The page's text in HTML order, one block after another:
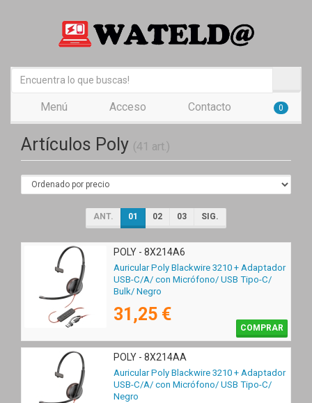
Menú Acceso Contacto 0
Artículos Poly (41 art.)
ANT. 01 02 03 SIG.
POLY - 8X214A6
Auricular Poly Blackwire 3210 + Adaptador
USB-C/A/ con Micrófono/ USB Tipo-C/
Bulk/ Negro
31,25 €
COMPRAR
POLY - 8X214AA
Auricular Poly Blackwire 3210 + Adaptador
USB-C/A/ con Micrófono/ USB Tipo-C/
Negro